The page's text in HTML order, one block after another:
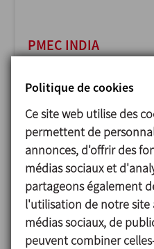
PMEC INDIA
Delhi - India
Politique de cookies
Ce site web utilise des
permettent de
annonces, d'offrir des
médias sociaux et
partageons également
l'utilisation de notre site
médias sociaux, de
peuvent combiner